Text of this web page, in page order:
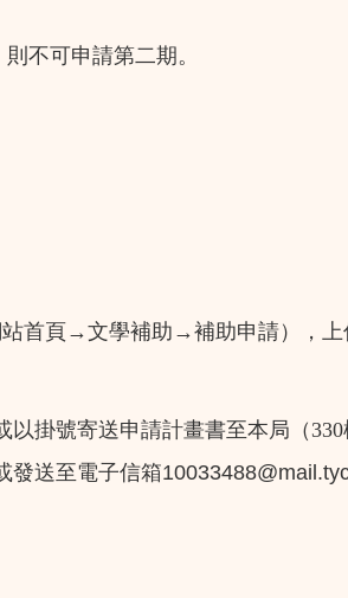
不可申請第二期。
首頁 →文學補助 →補助申請），
以掛號寄送申請計畫書至本局（
發送至電子信箱